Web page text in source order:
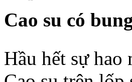
Cao su có
Hầu hết sự